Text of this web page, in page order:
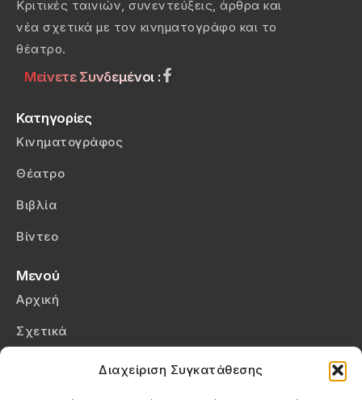
Διαχείριση Συγκατάθεσης
Κριτικές ταινιών, συνεντεύξεις, άρθρα και
νέα σχετικά με τον κινηματογράφο και το
θέατρο.
Μείνετε Συνδεμένοι :
Κατηγορίες
Κινηματογράφος
Θέατρο
Βιβλία
Βίντεο
Μενού
Αρχική
Σχετικά